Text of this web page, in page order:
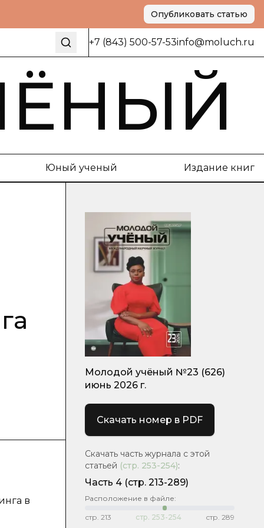
Опубликовать статью
+7 (843) 500-57-53info@moluch.ru
Юный ученый Издание книг
в
Молодой учёный №23 (626)
июнь 2026 г.
Скачать номер в PDF
Скачать часть журнала с этой
статьей (стр. 253-254):
Часть 4 (стр. 213-289)
Расположение в файле:
стр. 213 стр. 253-254 стр. 289